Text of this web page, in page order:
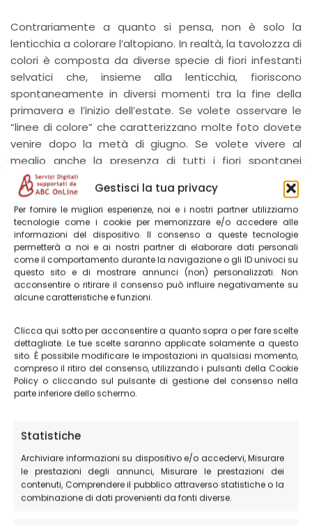
Gestisci la tua privacy
Per fornire le migliori esperienze, noi e i nostri partner utilizziamo
tecnologie come i cookie per memorizzare e/o accedere alle
informazioni del dispositivo. Il consenso a queste tecnologie
permetterà a noi e ai nostri partner di elaborare dati personali
come il comportamento durante la navigazione o gli ID univoci su
questo sito e di mostrare annunci (non) personalizzati. Non
acconsentire o ritirare il consenso può influire negativamente su
alcune caratteristiche e funzioni.
Clicca qui sotto per acconsentire a quanto sopra o per fare scelte
dettagliate. Le tue scelte saranno applicate solamente a questo
sito. È possibile modificare le impostazioni in qualsiasi momento,
compreso il ritiro del consenso, utilizzando i pulsanti della Cookie
Policy o cliccando sul pulsante di gestione del consenso nella
parte inferiore dello schermo.
Statistiche
Archiviare informazioni su dispositivo e/o accedervi, Misurare
le prestazioni degli annunci, Misurare le prestazioni dei
contenuti, Comprendere il pubblico attraverso statistiche o la
combinazione di dati provenienti da fonti diverse.
Contrariamente a quanto si pensa, non è solo la
lenticchia a colorare l’altopiano. In realtà, la tavolozza di
colori è composta da diverse specie di fiori infestanti
selvatici che, insieme alla lenticchia, fioriscono
spontaneamente in diversi momenti tra la fine della
primavera e l’inizio dell’estate. Se volete osservare le
“linee di colore” che caratterizzano molte foto dovete
venire dopo la metà di giugno. Se volete vivere al
meglio anche la presenza di tutti i fiori spontanei
dovete venire dalla metà di aprile in poi, quando
iniziano a vedersi i primi fiori spontanei che poi non
troverete a giugno e luglio.
Coltivazione della lenticchia
La coltivazione della lenticchia, da sempre una
tradizione fondamentale per le comunità locali, ha
infatti, per preservare i campi e non utilizzare pesticidi,
hanno sempre lasciato che anche le altre piante
prosperassero nei terreni. Le piante che crescono prima
della lenticchia possono anche creare un ottimo
ambiente dove far sviluppare la lenticchia che
metà di agosto, quando i fiori spontanei sono già
“appassiti” e quindi non sono un problema per la
coltivazione e la raccolta della lenticchia.
Clima e terreno